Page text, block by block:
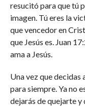
resucitó para que tú
imagen. Tú eres la
que vencedor en
que Jesús es. Juan
ama a Jesús.
Una vez que decidas
para siempre. Ya no
dejarás de quejarte y